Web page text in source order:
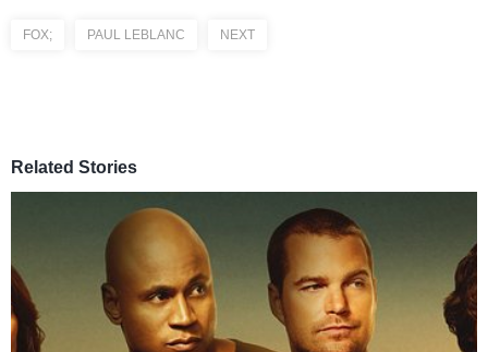
FOX; PAUL LEBLANC NEXT
Related Stories